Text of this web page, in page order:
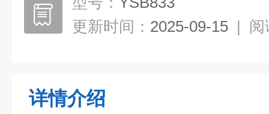
更新时间： 2025-09-15 | 阅
详情介绍